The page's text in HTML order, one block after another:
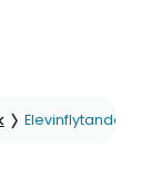
Elevinflytande i